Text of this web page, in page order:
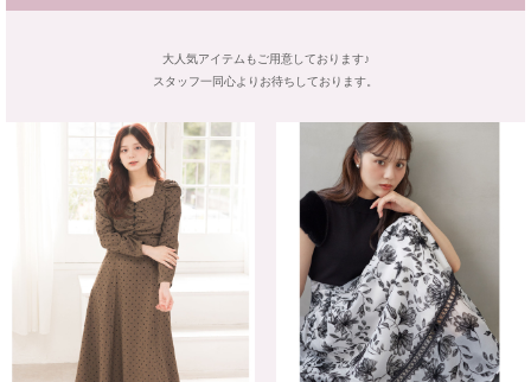
大人気アイテムもご用意しております♪
スタッフ一同心よりお待ちしております。